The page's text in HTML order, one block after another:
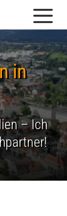
in
– Ich